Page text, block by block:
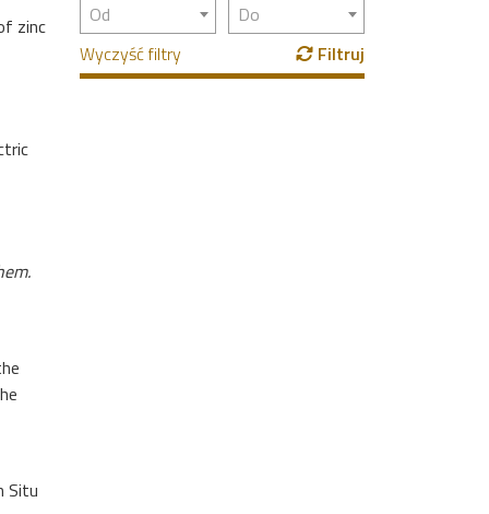
Od
Do
Filtruj
Wyczyść filtry
zinc
Situ